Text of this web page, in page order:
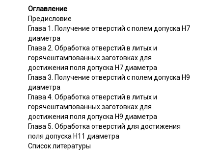
Оглавление
Предисловие
Глава 1. Получение отверстий с полем допуска Н7
диаметра
Глава 2. Обработка отверстий в литых и
горячештампованных заготовках для
достижения поля допуска Н7 диаметра
Глава 3. Получение отверстий с полем допуска Н9
диаметра
Глава 4. Обработка отверстий в литых и
горячештампованных заготовках для
достижения поля допуска Н9 диаметра
Глава 5. Обработка отверстий для достижения
поля допуска Н11 диаметра
Список литературы